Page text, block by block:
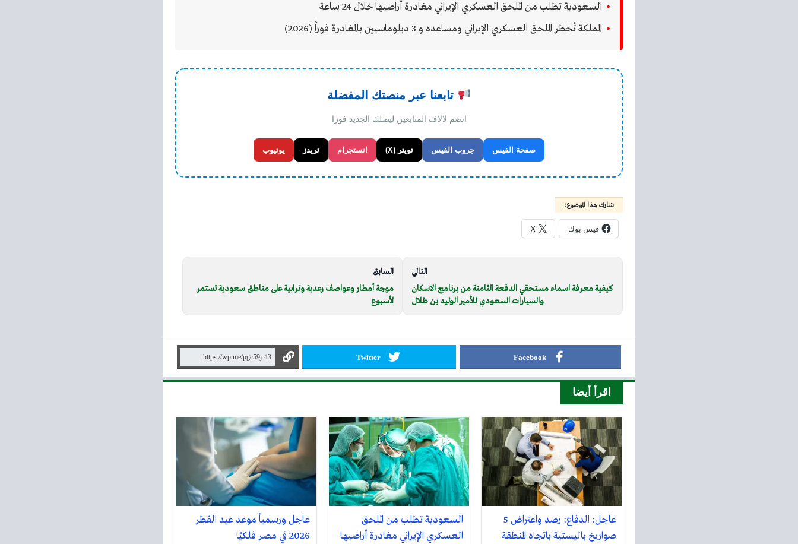
السعودية تطلب من الملحق العسكري الإيراني مغادرة أراضيها خلال 24 ساعة
المملكة تُخطر الملحق العسكري الإيراني ومساعده و 3 دبلوماسيين بالمغادرة فوراً (2026)
تابعنا عبر منصتك المفضلة
انضم لالاف المتابعين ليصلك الجديد فورا
صفحة الفيس جروب الفيس تويتر (X) انستجرام ثريدز يوتيوب
شارك هذا الموضوع:
فيس بوك X
التالي
كيفية معرفة اسماء مستحقي الدفعة الثامنة من برنامج الاسكان
والسيارات السعودي للأمير الوليد بن طلال
السابق
موجة أمطار وعواصف رعدية وترابية على مناطق سعودية تستمر
لأسبوع
Facebook
Twitter
اقرأ أيضا
عاجل: الدفاع: رصد واعتراض 5
صواريخ باليستية باتجاه المنطقة
السعودية تطلب من الملحق
العسكري الإيراني مغادرة أراضيها
عاجل ورسمياً موعد عيد الفطر
2026 في مصر فلكيًا